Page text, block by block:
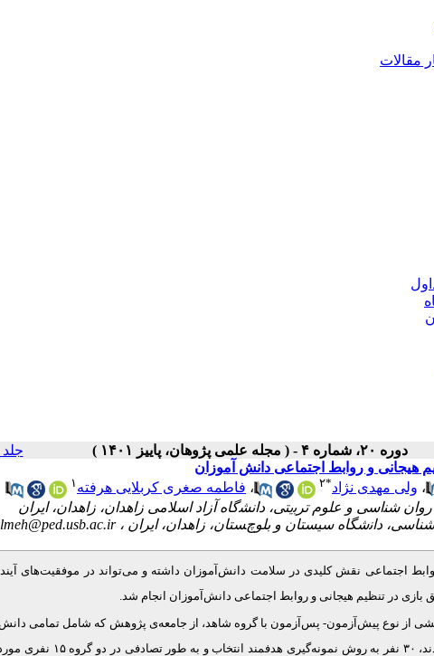
مقالات
دوره ۲۰، شماره ۴ - ( مجله علمی پژوهان، پاییز ۱۴۰۱ ) جلد ۲۰ شماره ۴ صفحات ۲۸۵-۲۷۷
هیجانی و روابط اجتماعی دانش آموزان
، ولی مهدی نژاد*۲ ، فاطمه صغری کربلایی هرفته ۱
اجتماعی نقش کلیدی در سلامت دانش‌آموزان داشته و می‌تواند در موفقیت‌های
بازی در تنظیم هیجانی و روابط اجتماعی دانش‌آموزان انجام شد
از نوع پیش‌آزمون- پس‌آزمون با گروه شاهد، از جامعه‌ی پژوهش که شامل تمامی
زاهدان در سال تحصیلی ۱۴۰۰-